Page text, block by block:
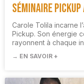
Séminaire
Carole Tolila incarne
Pickup. Son énergie
rayonnent à chaque
→ EN SAVOIR +